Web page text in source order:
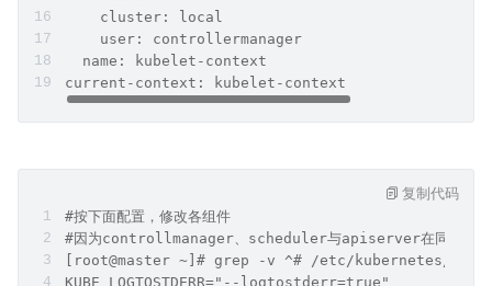
    cluster: local
    user: controllermanager
  name: kubelet-context
current-context: kubelet-context
#按下面配置，修改各组件
#因为controllmanager、scheduler与apiserver在同一台主
[root@master ~]# grep -v ^# /etc/kubernetes/
KUBE_LOGTOSTDERR="--logtostderr=true"
复制代码